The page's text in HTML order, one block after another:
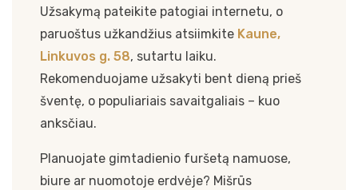
Užsakymą pateikite patogiai internetu, o
paruoštus užkandžius atsiimkite Kaune,
Linkuvos g. 58, sutartu laiku.
Rekomenduojame užsakyti bent dieną prieš
šventę, o populiariais savaitgaliais – kuo
anksčiau.
Planuojate gimtadienio furšetą namuose,
biure ar nuomotoje erdvėje? Mišrūs